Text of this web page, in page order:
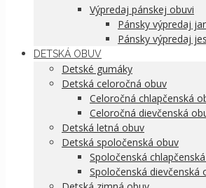
Výpredaj pánskej obuvi
Pánsky výpredaj
Pánsky výpredaj
DETSKÁ OBUV
Detské gumáky
Detská celoročná obuv
Celoročná chlapčenská
Celoročná dievčenská
Detská letná obuv
Detská spoločenská obuv
Spoločenská
Spoločenská dievčenská